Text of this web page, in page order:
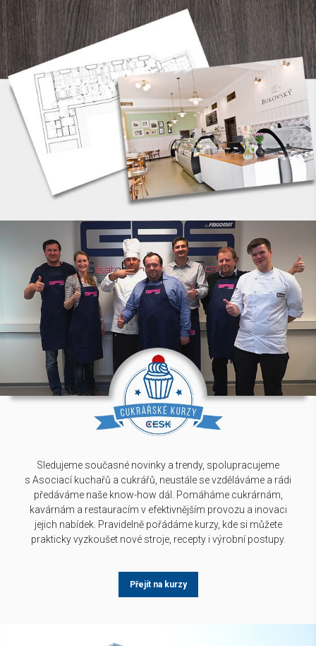
Sledujeme současné novinky a trendy, spolupracujeme
s Asociací kuchařů a cukrářů, neustále se vzděláváme a rádi
předáváme naše know-how dál. Pomáháme cukrárnám,
kavárnám a restauracím v efektivnějším provozu a inovaci
jejich nabídek. Pravidelně pořádáme kurzy, kde si můžete
prakticky vyzkoušet nové stroje, recepty i výrobní postupy.
Přejít na kurzy